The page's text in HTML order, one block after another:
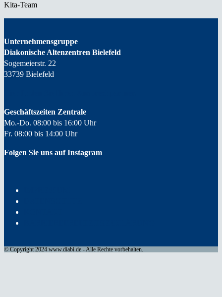
Kita-Team
Unternehmensgruppe
Diakonische Altenzentren Bielefeld
Sogemeierstr. 22
33739 Bielefeld
Geschäftszeiten Zentrale
Mo.-Do. 08:00 bis 16:00 Uhr
Fr. 08:00 bis 14:00 Uhr
Folgen Sie uns auf Instagram
© Copyright 2024 www.diabi.de - Alle Rechte vorbehalten.